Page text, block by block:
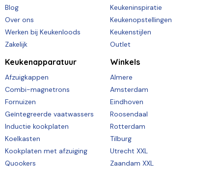
Blog
Over ons
Werken bij Keukenloods
Zakelijk
Keukeninspiratie
Keukenopstellingen
Keukenstijlen
Outlet
Keukenapparatuur
Afzuigkappen
Combi-magnetrons
Fornuizen
Geïntegreerde vaatwassers
Inductie kookplaten
Koelkasten
Kookplaten met afzuiging
Quookers
Winkels
Almere
Amsterdam
Eindhoven
Roosendaal
Rotterdam
Tilburg
Utrecht XXL
Zaandam XXL